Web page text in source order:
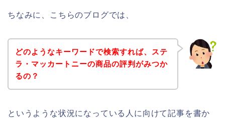
ちなみに、こちらのブログでは、
どのようなキーワードで検索すれば、ステ
ラ・マッカートニーの商品の評判がみつか
るの？
というような状況になっている人に向けて記事を書か